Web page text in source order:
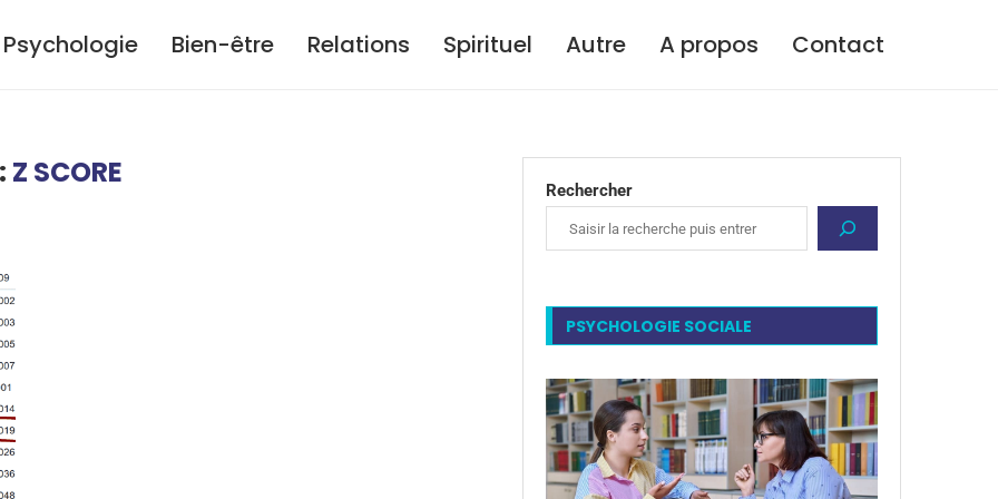
Psychologie Bien-être Relations Spirituel Autre A propos Contact
Z SCORE Rechercher
PSYCHOLOGIE SOCIALE